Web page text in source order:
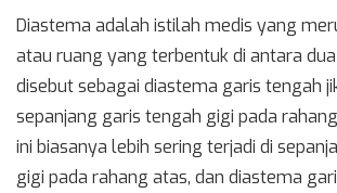
Diastema adalah istilah medis yang
atau ruang yang terbentuk di antara
disebut sebagai diastema garis tengah
sepanjang garis tengah gigi pada
ini biasanya lebih sering terjadi di
gigi pada rahang atas, dan diastema